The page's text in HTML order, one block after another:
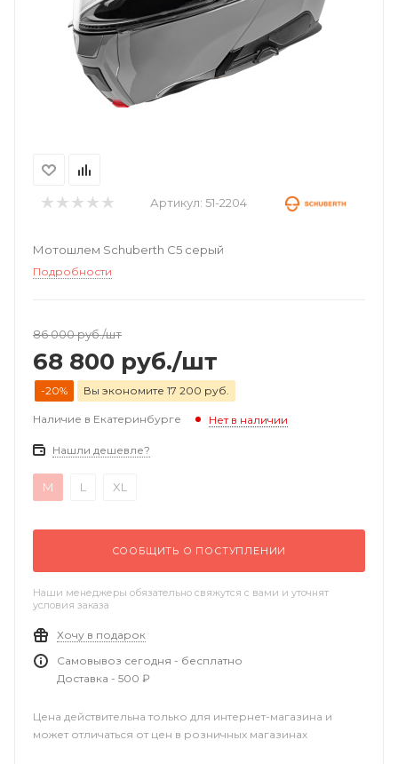
Артикул: 51-2204
Мотошлем Schuberth C5 серый
Подробности
86 000руб./шт
68 800 руб./шт
-20% Вы экономите 17 200 руб.
Наличие в Екатеринбурге Нет в наличии
Нашли дешевле?
M L XL
СООБЩИТЬ О ПОСТУПЛЕНИИ
Наши менеджеры обязательно свяжутся с вами и уточнят
условия заказа
Хочу в подарок
Самовывоз сегодня - бесплатно
Доставка - 500 ₽
Цена действительна только для интернет-магазина и
может отличаться от цен в розничных магазинах